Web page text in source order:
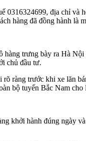
địa chỉ và
hàng đã đồng hành là
trưng bày ra Hà
chủ đầu tư.
ràng trước khi xe lăn
bộ tuyến Bắc Nam
khởi hành đúng ngày